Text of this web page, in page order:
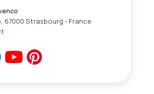
67000 Strasbourg - France